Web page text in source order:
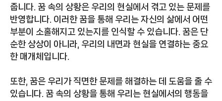
줍니다. 꿈 속의 상황은 우리의 현실에서 겪고 있는 문제를
반영합니다. 이러한 꿈을 통해 우리는 자신의 삶에서 어떤
부분이 소홀해지고 있는지를 인식할 수 있습니다. 꿈은 단
순한 상상이 아니라, 우리의 내면과 현실을 연결하는 중요
한 매개체입니다.
또한, 꿈은 우리가 직면한 문제를 해결하는 데 도움을 줄 수
있습니다. 꿈 속의 상황을 통해 우리는 현실에서의 행동을